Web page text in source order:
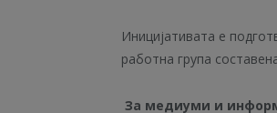
Иницијативата е
работна група
За медиуми и